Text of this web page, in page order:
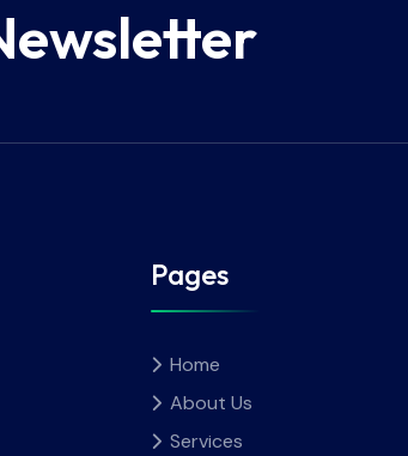
Pages
Home
About Us
Services